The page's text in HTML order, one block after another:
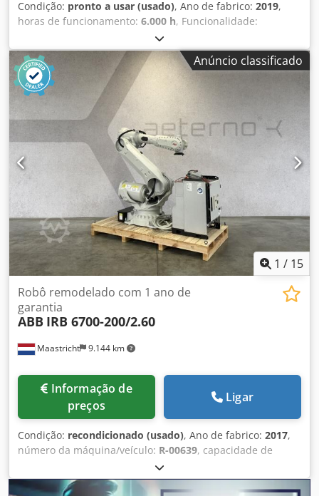
Condição: pronto a usar (usado), Ano de fabrico: 2019,
horas de funcionamento: 6.000 h, Funcionalidade:
, capacidade de carga:
do braço:1.850 mm, Sem preço mínimo – garantia de
venda ao maior lance! DETALHES TÉCNICOS Capacidade de
carga: 12 kg Alcance: 1.850 mm DETALHES DA MÁQUINA
Horas de operação: 6.000 h Dodpjznh Tfefx Af Deck
Conteúdo da entrega: Robô + Controlador + Armário de
comando + Painel de operação portátil e Software ProfiNet
I/O Slave
Anúncio classificado
1 / 15
Maastricht 9.144 km
Robô remodelado com 1 ano de
garantia
ABB IRB 6700-200/2.60
preços
Ligar
Condição: recondicionado (usado), Ano de fabrico: 2017,
número da máquina/veículo: R-00639, capacidade de
, alcance do braço:
controladores:IRC5, fabricante de terminais de